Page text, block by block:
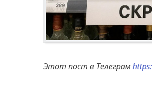
Этот пост в Телеграм